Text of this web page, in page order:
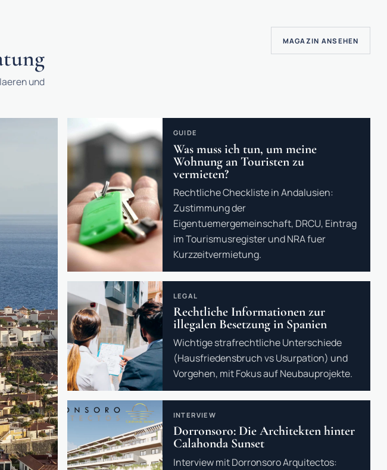
und
MAGAZIN ANSEHEN
GUIDE
Was muss ich tun, um meine
Wohnung an Touristen zu
vermieten?
Rechtliche Checkliste in Andalusien:
Zustimmung der
Eigentuemergemeinschaft, DRCU, Eintrag
im Tourismusregister und NRA fuer
Kurzzeitvermietung.
LEGAL
Rechtliche Informationen zur
illegalen Besetzung in Spanien
Wichtige strafrechtliche Unterschiede
(Hausfriedensbruch vs Usurpation) und
Vorgehen, mit Fokus auf Neubauprojekte.
INTERVIEW
Dorronsoro: Die Architekten hinter
Calahonda Sunset
Interview mit Dorronsoro Arquitectos: